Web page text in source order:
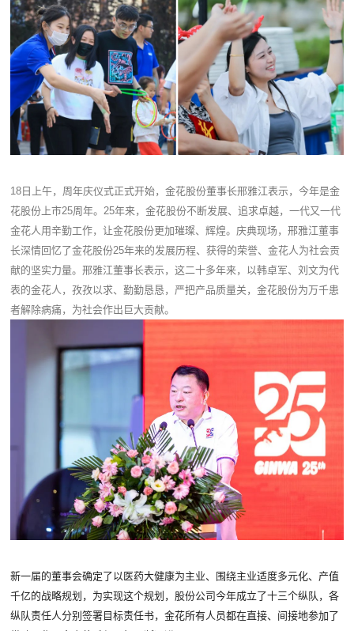
18日上午，周年庆仪式正式开始，金花股份董事长邢雅江表示，今年是金
花股份上市25周年。25年来，金花股份不断发展、追求卓越，一代又一代
金花人用辛勤工作，让金花股份更加璀璨、辉煌。庆典现场，邢雅江董事
长深情回忆了金花股份25年来的发展历程、获得的荣誉、金花人为社会贡
献的坚实力量。邢雅江董事长表示，这二十多年来，以韩卓军、刘文为代
表的金花人，孜孜以求、勤勤恳恳，严把产品质量关，金花股份为万千患
者解除病痛，为社会作出巨大贡献。
新一届的董事会确定了以医药大健康为主业、围绕主业适度多元化、产值
千亿的战略规划，为实现这个规划，股份公司今年成立了十三个纵队，各
纵队责任人分别签署目标责任书，金花所有人员都在直接、间接地参加了